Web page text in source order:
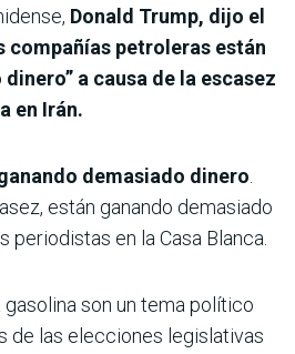
Donald Trump, dijo el
compañías petroleras están
a causa de la escasez
en Irán.
demasiado dinero
están ganando demasiado
periodistas en la Casa Blanca.
son un tema político
de las elecciones legislativas